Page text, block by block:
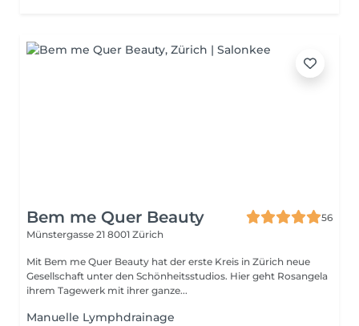
Bem me Quer Beauty
56
Münstergasse 21 8001 Zürich
Mit Bem me Quer Beauty hat der erste Kreis in Zürich neue
Gesellschaft unter den Schönheitsstudios. Hier geht Rosangela
ihrem Tagewerk mit ihrer ganze...
Manuelle Lymphdrainage